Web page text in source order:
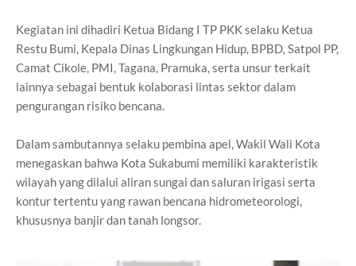
Kegiatan ini dihadiri Ketua Bidang I TP PKK selaku Ketua
Restu Bumi, Kepala Dinas Lingkungan Hidup, BPBD, Satpol PP,
Camat Cikole, PMI, Tagana, Pramuka, serta unsur terkait
lainnya sebagai bentuk kolaborasi lintas sektor dalam
pengurangan risiko bencana.
Dalam sambutannya selaku pembina apel, Wakil Wali Kota
menegaskan bahwa Kota Sukabumi memiliki karakteristik
wilayah yang dilalui aliran sungai dan saluran irigasi serta
kontur tertentu yang rawan bencana hidrometeorologi,
khususnya banjir dan tanah longsor.